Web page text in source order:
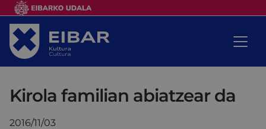
Kirola familian abiatzear da
2016/11/03